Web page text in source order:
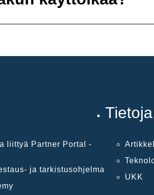
liittyä Partner Portal -
ja tarkistusohjelma
Tietoja
UKK